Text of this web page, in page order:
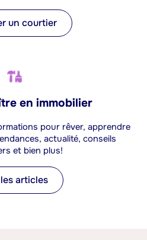
un courtier
en immobilier
pour rêver, apprendre
actualité, conseils
et bien plus!
articles